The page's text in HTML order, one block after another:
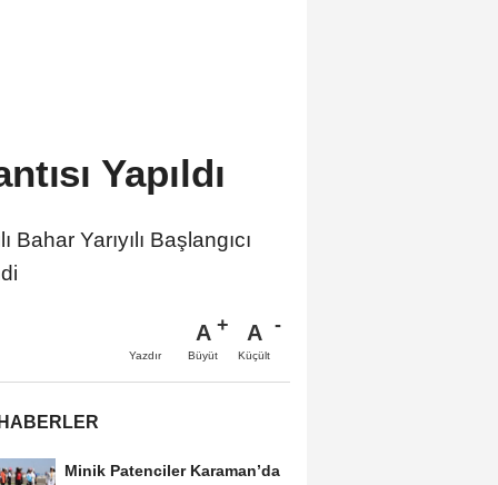
Yapıldı
Yarıyılı Başlangıcı
Yazdır
A
Büyüt
A
Küçült
Minik Patenciler Karaman’da